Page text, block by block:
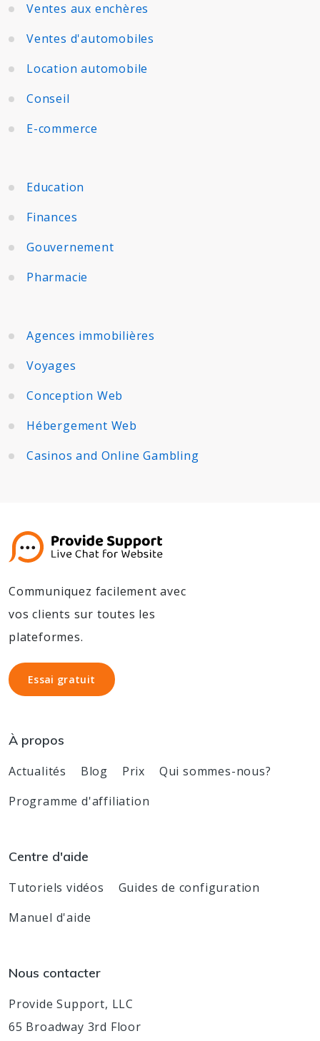
Ventes aux enchères
Ventes d'automobiles
Location automobile
Conseil
E-commerce
Education
Finances
Gouvernement
Pharmacie
Agences immobilières
Voyages
Conception Web
Hébergement Web
Casinos and Online Gambling
Communiquez facilement avec
vos clients sur toutes les
plateformes.
Essai gratuit
Essai gratuit
À propos
Actualités Blog Prix
Qui sommes-nous?
Programme d'affiliation
Centre d'aide
Tutoriels vidéos
Guides de configuration
Manuel d'aide
Nous contacter
Provide Support, LLC
65 Broadway 3rd Floor